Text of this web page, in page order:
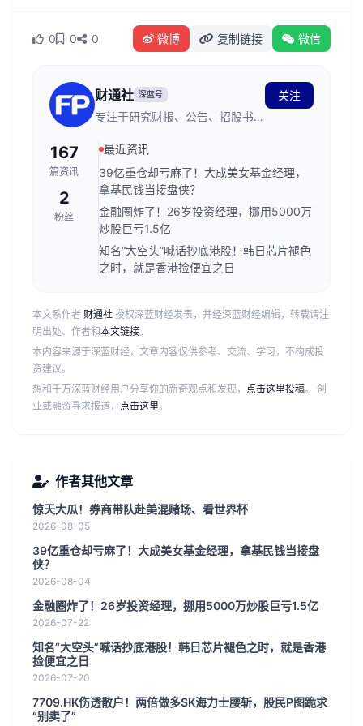
0 0 0 微博 复制链接 微信
财通社 深蓝号
专注于研究财报、公告、招股书。
关注
167
篇资讯
2
粉丝
最近资讯
39亿重仓却亏麻了！大成美女基金经理，
拿基民钱当接盘侠？
金融圈炸了！26岁投资经理，挪用5000万
炒股巨亏1.5亿
知名“大空头”喊话抄底港股！韩日芯片褪色
之时，就是香港捡便宜之日
本文系作者 财通社 授权深蓝财经发表，并经深蓝财经编辑，转载请注
明出处、作者和本文链接。
本内容来源于深蓝财经，文章内容仅供参考、交流、学习，不构成投
资建议。
想和千万深蓝财经用户分享你的新奇观点和发现， 点击这里投稿。 创
业或融资寻求报道， 点击这里。
作者其他文章
惊天大瓜！券商带队赴美混赌场、看世界杯
2026-08-05
39亿重仓却亏麻了！大成美女基金经理，拿基民钱当接盘
侠？
2026-08-04
金融圈炸了！26岁投资经理，挪用5000万炒股巨亏1.5亿
2026-07-22
知名“大空头”喊话抄底港股！韩日芯片褪色之时，就是香港
捡便宜之日
2026-07-20
7709.HK伤透散户！两倍做多SK海力士腰斩，股民P图跪求
“别卖了”